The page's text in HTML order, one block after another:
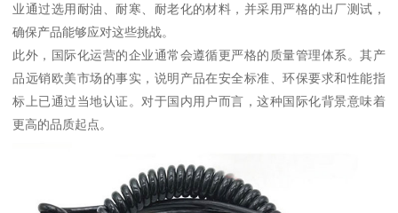
业通过选用耐油、耐寒、耐老化的材料，并采用严格的出厂测试，
确保产品能够应对这些挑战。
此外，国际化运营的企业通常会遵循更严格的质量管理体系。其产
品远销欧美市场的事实，说明产品在安全标准、环保要求和性能指
标上已通过当地认证。对于国内用户而言，这种国际化背景意味着
更高的品质起点。